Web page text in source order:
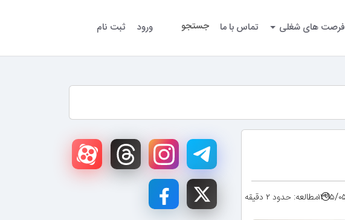
فرصت های شغلی تماس با ما جستجو ورود ثبت نام
مطالعه: حدود ۲ دقیقه